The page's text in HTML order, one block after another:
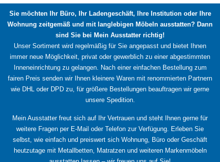
Sie möchten Ihr Büro, Ihr Ladengeschäft, Ihre Institution oder Ihre
Wohnung zeitgemäß und mit langlebigen Möbeln ausstatten? Dann
sind Sie bei Mein Ausstatter richtig!
Unser Sortiment wird regelmäßig für Sie angepasst und bietet Ihnen
immer neue Möglichkeit, privat oder gewerblich zu einer abgestimmten
Inneneinrichtung zu gelangen. Nach einer einfachen Bestellung zum
fairen Preis senden wir Ihnen kleinere Waren mit renommierten Partnern
wie DHL oder DPD zu, für größere Bestellungen beauftragen wir gerne
unsere Spedition.
Mein Ausstatter freut sich auf Ihr Vertrauen und steht Ihnen gerne für
weitere Fragen per E-Mail oder Telefon zur Verfügung. Erleben Sie
selbst, wie einfach und preiswert sich Wohnung, Büro oder Geschäft
heutzutage mit Metallbetten, Matratzen und weiteren Markenmöbeln